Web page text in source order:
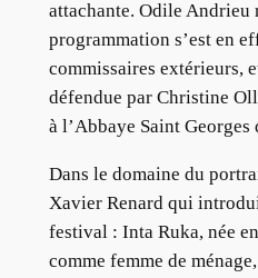
attachante. Odile Andrieu
programmation s’est en
commissaires extérieurs,
défendue par Christine
à l’Abbaye Saint
Dans le domaine du
Xavier Renard qui
festival : Inta Ruka, née
comme femme de